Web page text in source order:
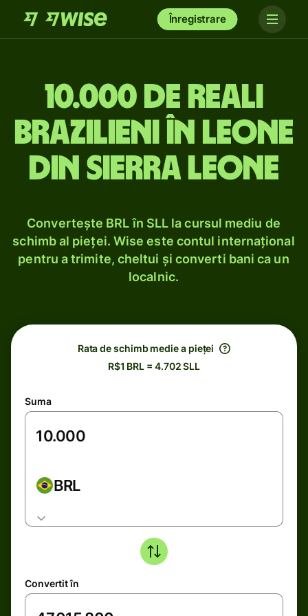
Înregistrare
10.000 de reali
brazilieni în leone
din Sierra Leone
Convertește BRL în SLL la cursul mediu de
schimb al pieței. Wise este contul internațional
pentru a trimite, cheltui și converti bani ca un
localnic.
Rata de schimb medie a pieței
R$1 BRL = 4.702 SLL
Suma
BRL
Convertit în